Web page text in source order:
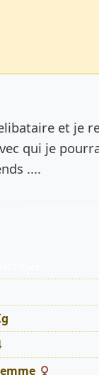
de
et je
qui je
....